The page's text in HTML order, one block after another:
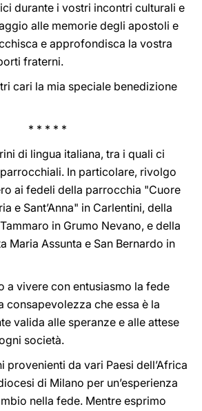
durante i vostri incontri culturali e
alle memorie degli apostoli e
e approfondisca la vostra
fraterni.
cari la mia speciale benedizione
* * * * *
di lingua italiana, tra i quali ci
In particolare, rivolgo
ai fedeli della parrocchia "Cuore
e Sant’Anna" in Carlentini, della
in Grumo Nevano, e della
Maria Assunta e San Bernardo in
a vivere con entusiasmo la fede
consapevolezza che essa è la
valida alle speranze e alle attese
società.
provenienti da vari Paesi dell’Africa
di Milano per un’esperienza
nella fede. Mentre esprimo